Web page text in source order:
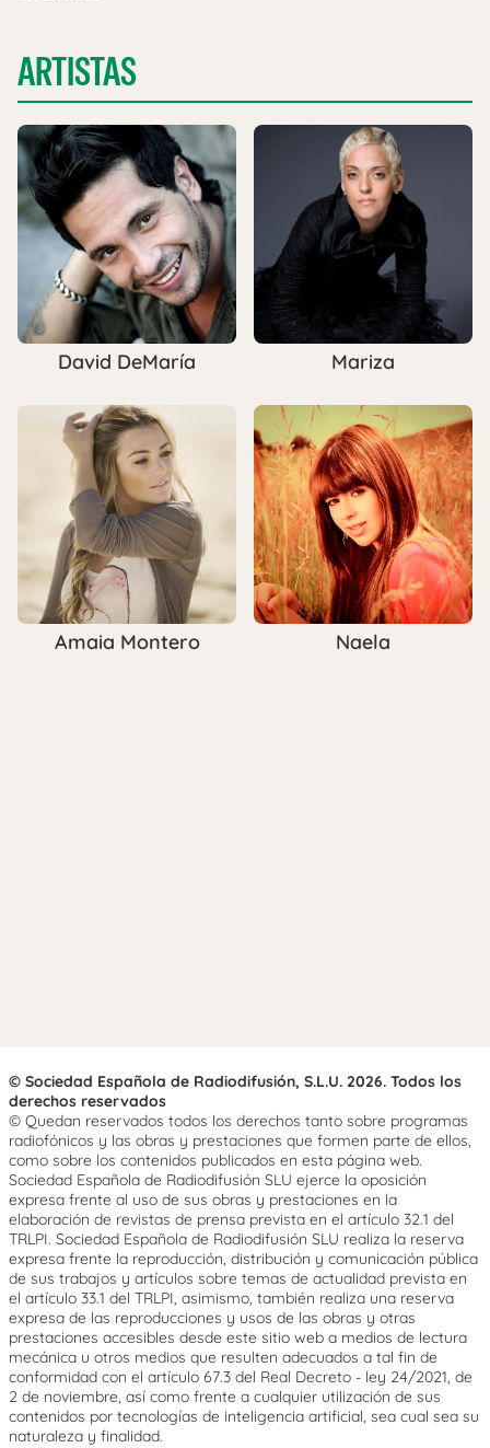
ARTISTAS
David DeMaría Mariza
Amaia Montero Naela
© Sociedad Española de Radiodifusión, S.L.U. 2026. Todos los
derechos reservados
© Quedan reservados todos los derechos tanto sobre programas
radiofónicos y las obras y prestaciones que formen parte de ellos,
como sobre los contenidos publicados en esta página web.
Sociedad Española de Radiodifusión SLU ejerce la oposición
expresa frente al uso de sus obras y prestaciones en la
elaboración de revistas de prensa prevista en el artículo 32.1 del
TRLPI. Sociedad Española de Radiodifusión SLU realiza la reserva
expresa frente la reproducción, distribución y comunicación pública
de sus trabajos y artículos sobre temas de actualidad prevista en
el artículo 33.1 del TRLPI, asimismo, también realiza una reserva
expresa de las reproducciones y usos de las obras y otras
prestaciones accesibles desde este sitio web a medios de lectura
mecánica u otros medios que resulten adecuados a tal fin de
conformidad con el artículo 67.3 del Real Decreto - ley 24/2021, de
2 de noviembre, así como frente a cualquier utilización de sus
contenidos por tecnologías de inteligencia artificial, sea cual sea su
naturaleza y finalidad.